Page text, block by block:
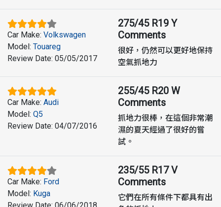
Car Make: Volkswagen
Model: Touareg
Review Date: 05/05/2017
275/45 R19 Y
Comments
很好，仍然可以更好地保持
空氣抓地力
Car Make: Audi
Model: Q5
Review Date: 04/07/2016
255/45 R20 W
Comments
抓地力很棒，在這個非常潮
濕的夏天經過了很好的嘗
試。
Car Make: Ford
Model: Kuga
235/55 R17 V
Comments
它們在所有條件下都具有出